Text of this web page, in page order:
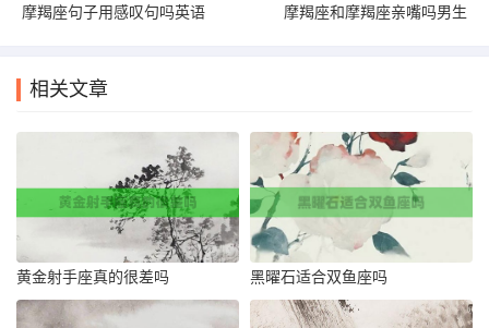
摩羯座句子用感叹句吗英语
摩羯座和摩羯座亲嘴吗男生
相关文章
黄金射手座真的很差吗 黑曜石适合双鱼座吗